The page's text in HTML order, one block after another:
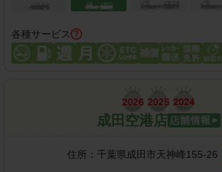
各種サービス
成田空港店
住所： 千葉県成田市天神峰155-26